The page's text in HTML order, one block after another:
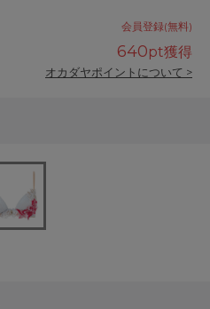
会員登録(無料)
640pt獲得
オカダヤポイントについて >